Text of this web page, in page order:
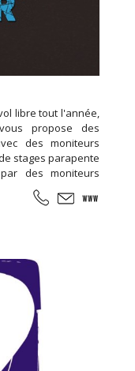
libre tout l'année,
propose des
des moniteurs
stages parapente
des moniteurs
à Roquebrune
multitude de sites